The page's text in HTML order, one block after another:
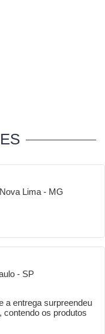
Lima - MG
- SP
a entrega surpreendeu
contendo os produtos